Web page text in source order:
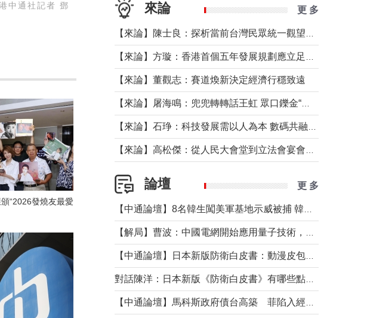
人員合影。（香
“2026發燒友最愛
來論 更 多
【來論】董觀志：賽道煥新決定經濟行穩致遠
論壇 更 多